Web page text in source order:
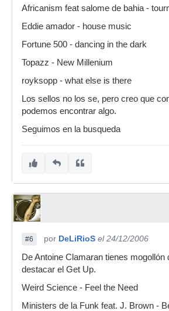
Africanism feat salome de bahia -
Eddie amador - house music
Fortune 500 - dancing in the dark
Topazz - New Millenium
royksopp - what else is there
Los sellos no los se, pero creo que
podemos encontrar algo.
Seguimos en la busqueda
#6 por DeLiRioS el 24/12/2006
De Antoine Clamaran tienes mogollón
destacar el Get Up.
Weird Science - Feel the Need
Ministers de la Funk feat. J. Brown -